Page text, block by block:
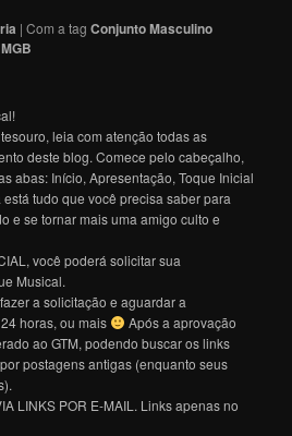
|Com a tagConjunto Masculino
leia com atenção todas as
deste blog. Comece pelo cabeçalho,
abas: Início, Apresentação, Toque Inicial
tudo que você precisa saber para
e se tornar mais uma amigo culto e
você poderá solicitar sua
Musical.
a solicitação e aguardar a
horas, ou mais
Após a aprovação
ao GTM, podendo buscar os links
postagens antigas (enquanto seus
LINKS POR E-MAIL. Links apenas no